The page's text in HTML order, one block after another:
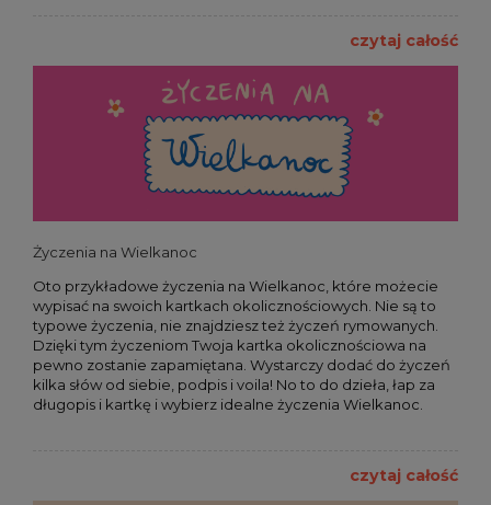
czytaj całość
Życzenia na Wielkanoc
Oto przykładowe życzenia na Wielkanoc, które możecie
wypisać na swoich kartkach okolicznościowych. Nie są to
typowe życzenia, nie znajdziesz też życzeń rymowanych.
Dzięki tym życzeniom Twoja kartka okolicznościowa na
pewno zostanie zapamiętana. Wystarczy dodać do życzeń
kilka słów od siebie, podpis i voila! No to do dzieła, łap za
długopis i kartkę i wybierz idealne życzenia Wielkanoc.
czytaj całość